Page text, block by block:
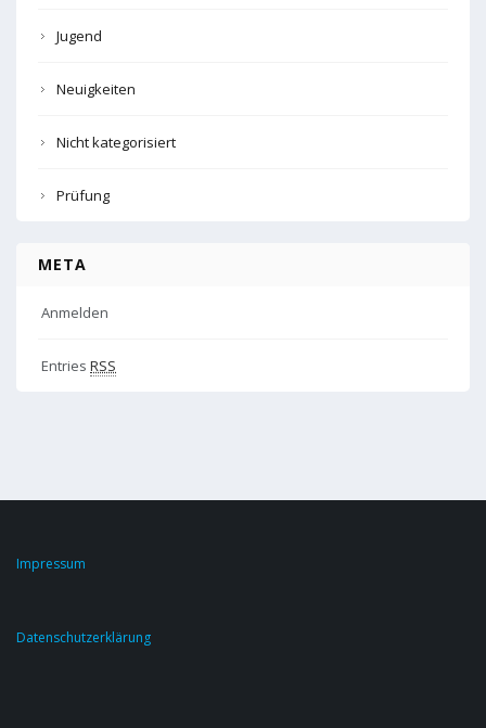
Jugend
Neuigkeiten
Nicht kategorisiert
Prüfung
META
Anmelden
Entries RSS
Impressum
Datenschutzerklärung